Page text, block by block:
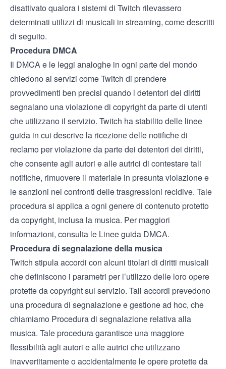
disattivato qualora i sistemi di Twitch rilevassero
determinati utilizzi di musicali in streaming, come descritti
di seguito.
Procedura DMCA
Il DMCA e le leggi analoghe in ogni parte del mondo
chiedono ai servizi come Twitch di prendere
provvedimenti ben precisi quando i detentori dei diritti
segnalano una violazione di copyright da parte di utenti
che utilizzano il servizio. Twitch ha stabilito delle linee
guida in cui descrive la ricezione delle notifiche di
reclamo per violazione da parte dei detentori dei diritti,
che consente agli autori e alle autrici di contestare tali
notifiche, rimuovere il materiale in presunta violazione e
le sanzioni nei confronti delle trasgressioni recidive. Tale
procedura si applica a ogni genere di contenuto protetto
da copyright, inclusa la musica. Per maggiori
informazioni, consulta le Linee guida DMCA.
Procedura di segnalazione della musica
Twitch stipula accordi con alcuni titolari di diritti musicali
che definiscono i parametri per l’utilizzo delle loro opere
protette da copyright sul servizio. Tali accordi prevedono
una procedura di segnalazione e gestione ad hoc, che
chiamiamo Procedura di segnalazione relativa alla
musica. Tale procedura garantisce una maggiore
flessibilità agli autori e alle autrici che utilizzano
inavvertitamente o accidentalmente le opere protette da